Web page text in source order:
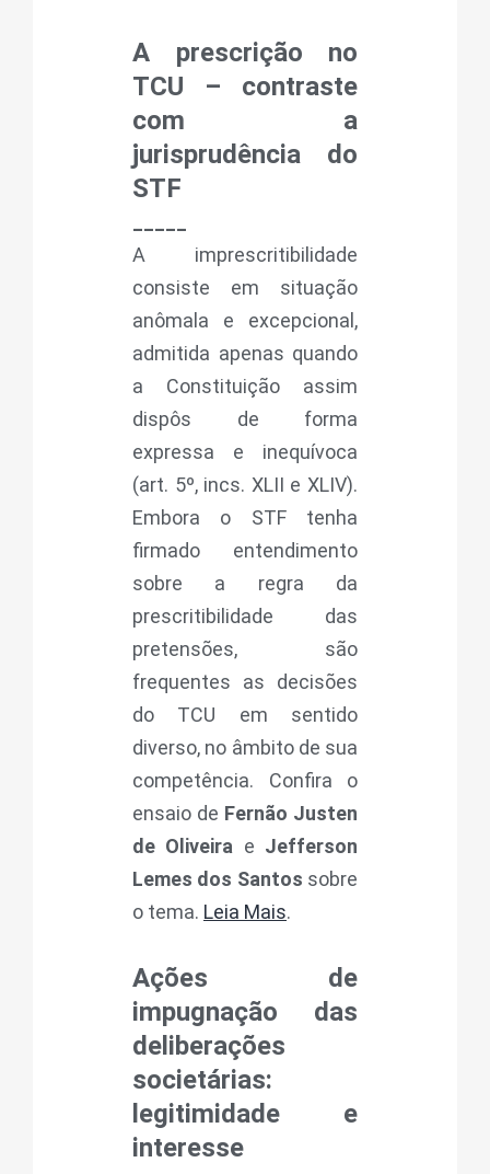
A prescrição no
TCU – contraste
com a
jurisprudência do
STF
A imprescritibilidade
consiste em situação
anômala e excepcional,
admitida apenas quando
a Constituição assim
dispôs de forma
expressa e inequívoca
(art. 5º, incs. XLII e XLIV).
Embora o STF tenha
firmado entendimento
sobre a regra da
prescritibilidade das
pretensões, são
frequentes as decisões
do TCU em sentido
diverso, no âmbito de sua
competência. Confira o
ensaio de Fernão Justen
de Oliveira e Jefferson
Lemes dos Santos sobre
o tema. Leia Mais.
Ações de
impugnação das
deliberações
societárias:
legitimidade e
interesse